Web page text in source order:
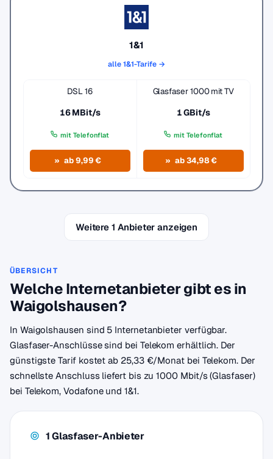
1&1
alle 1&1-Tarife →
DSL 16
16 MBit/s
mit Telefonflat
ab 9,99 €
Glasfaser 1000 mit TV
1 GBit/s
mit Telefonflat
ab 34,98 €
Weitere 1 Anbieter anzeigen
ÜBERSICHT
Welche Internetanbieter gibt es in
Waigolshausen?
In Waigolshausen sind 5 Internetanbieter verfügbar.
Glasfaser-Anschlüsse sind bei Telekom erhältlich. Der
günstigste Tarif kostet ab 25,33 €/Monat bei Telekom. Der
schnellste Anschluss liefert bis zu 1000 Mbit/s (Glasfaser)
bei Telekom, Vodafone und 1&1.
1 Glasfaser-Anbieter